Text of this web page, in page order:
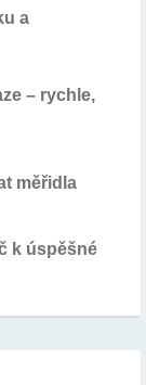
a
– rychle,
měřidla
k úspěšné